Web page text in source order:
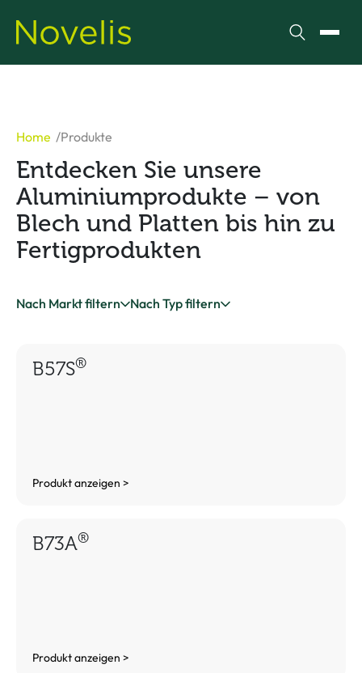
Suchen
Home Produkte
Entdecken Sie unsere
Aluminiumprodukte – von
Blech und Platten bis hin zu
Fertigprodukten
Nach Markt filtern Nach Typ filtern
B57S®
Produkt anzeigen >
B73A®
Produkt anzeigen >